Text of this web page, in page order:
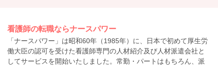
看護師の転職ならナースパワー
「ナースパワー」は昭和60年（1985年）に、日本で初めて厚生労
働大臣の認可を受けた看護師専門の人材紹介及び人材派遣会社と
してサービスを開始いたしました。常勤・パートはもちろん、派